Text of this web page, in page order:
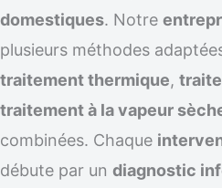
domestiques. Notre
plusieurs méthodes
traitement thermique,
traitement à la vapeur
combinées. Chaque
débute par un diagnostic